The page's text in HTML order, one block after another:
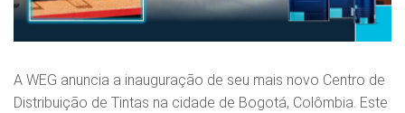
A WEG anuncia a inauguração de seu mais novo Centro de
Distribuição de Tintas na cidade de Bogotá, Colômbia. Este